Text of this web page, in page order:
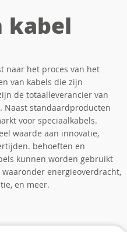
kabel
naar het proces van het
van kabels die zijn
de totaalleverancier van
Naast standaardproducten
voor speciaalkabels.
waarde aan innovatie,
behoeften en
kunnen worden gebruikt
energieoverdracht,
en meer.